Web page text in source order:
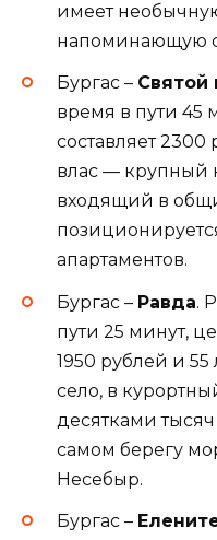
имеет
напоминающую
Бургас – Святой
время в пути 45
составляет 2300
влас — крупный
входящий в
апартаментов.
Бургас – Равда.
пути 25 минут,
1950 рублей и
село, в
десятками
самом берегу
Несебыр.
Бургас –